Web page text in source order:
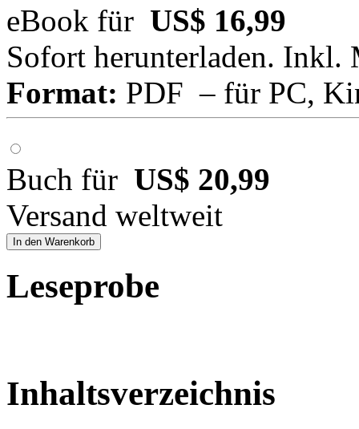
eBook für US$ 16,99
Sofort herunterladen. Inkl.
Format: PDF – für PC,
Buch für US$ 20,99
Versand weltweit
In den Warenkorb
Leseprobe
Inhaltsverzeichnis